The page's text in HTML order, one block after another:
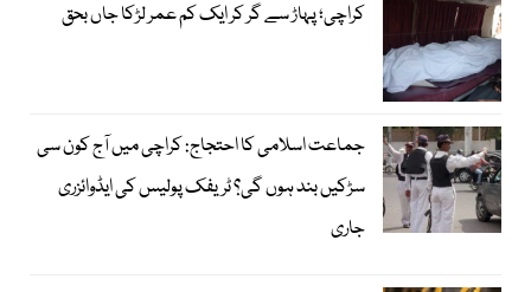
کراچی؛ پہاڑ سے گر کر ایک کم عمر لڑکا جاں بحق
جماعت اسلامی کا احتجاج: کراچی میں آج کون سی
سڑکیں بند ہوں گی؟ ٹریفک پولیس کی ایڈوائزری
جاری